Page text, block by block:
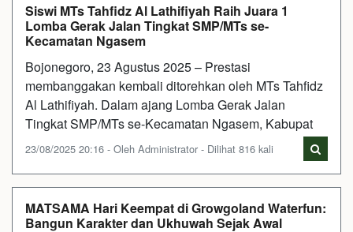
Siswi MTs Tahfidz Al Lathifiyah Raih Juara 1
Lomba Gerak Jalan Tingkat SMP/MTs se-
Kecamatan Ngasem
Bojonegoro, 23 Agustus 2025 – Prestasi
membanggakan kembali ditorehkan oleh MTs Tahfidz
Al Lathifiyah. Dalam ajang Lomba Gerak Jalan
Tingkat SMP/MTs se-Kecamatan Ngasem, Kabupat
23/08/2025 20:16 - Oleh Administrator - Dilihat 816 kali
MATSAMA Hari Keempat di Growgoland Waterfun:
Bangun Karakter dan Ukhuwah Sejak Awal